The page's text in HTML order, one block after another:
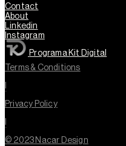
Contact
About
Linkedin
Instagram
Programa Kit Digital
Terms & Conditions
Privacy Policy
© 2023 Nacar Design